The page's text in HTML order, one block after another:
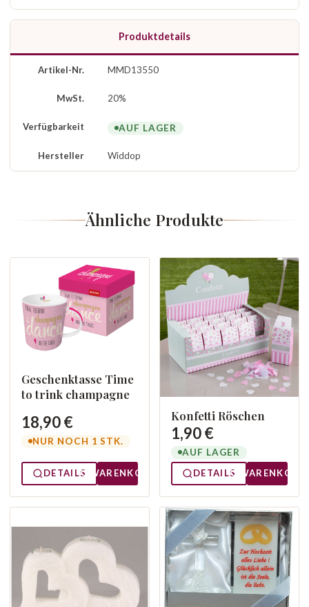
Produktdetails
Artikel-Nr. MMD13550
MwSt. 20%
Verfügbarkeit AUF LAGER
Hersteller Widdop
Ähnliche Produkte
Geschenktasse Time
to trink champagne
18,90 €
NUR NOCH 1 STK.
DETAILS WARENKORB
Konfetti Röschen
1,90 €
AUF LAGER
DETAILS
WARENKORB